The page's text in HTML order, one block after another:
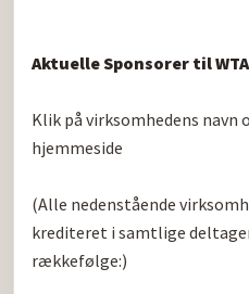
Aktuelle Sponsorer til
Klik på virksomhedens navn
hjemmeside
(Alle nedenstående
krediteret i samtlige
rækkefølge:)